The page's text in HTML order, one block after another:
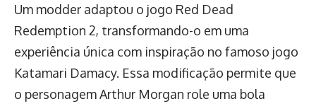
Um modder adaptou o jogo Red Dead
Redemption 2, transformando-o em uma
experiência única com inspiração no famoso jogo
Katamari Damacy. Essa modificação permite que
o personagem Arthur Morgan role uma bola